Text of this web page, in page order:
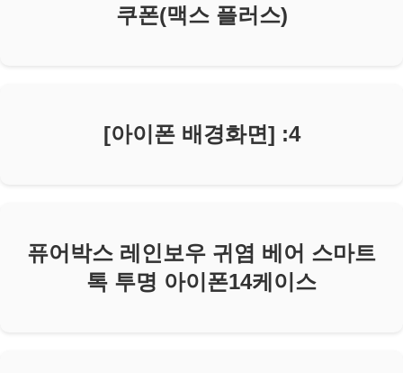
쿠폰(맥스 플러스)
[아이폰 배경화면] :4
퓨어박스 레인보우 귀염 베어 스마트
톡 투명 아이폰14케이스